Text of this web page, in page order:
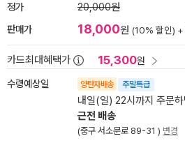
정가 20,000원
판매가 18,000원 (10% 할인) +
카드최대혜택가 15,300원
수령예상일 양탄자배송 주말특급
내일(일) 22시까지 주문
근전 배송
(중구 서소문로 89-31 ) 변경